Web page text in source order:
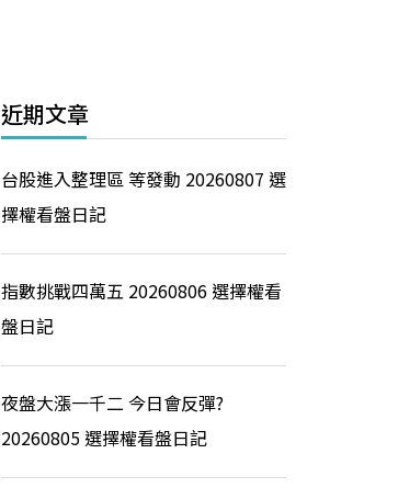
近期文章
台股進入整理區 等發動 20260807 選
擇權看盤日記
指數挑戰四萬五 20260806 選擇權看
盤日記
夜盤大漲一千二 今日會反彈?
20260805 選擇權看盤日記